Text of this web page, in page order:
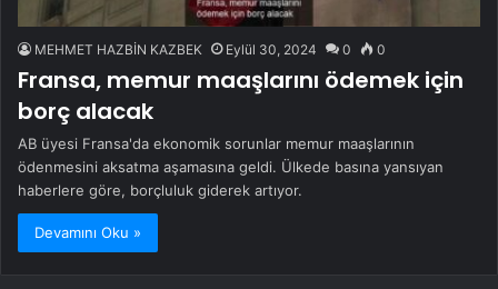
MEHMET HAZBİN KAZBEK Eylül 30, 2024 0 0
Fransa, memur maaşlarını ödemek için
borç alacak
AB üyesi Fransa'da ekonomik sorunlar memur maaşlarının
ödenmesini aksatma aşamasına geldi. Ülkede basına yansıyan
haberlere göre, borçluluk giderek artıyor.
Devamını Oku »